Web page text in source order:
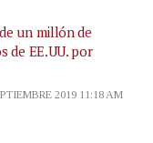
un millón de
de EE.UU. por
2019 11:18 AM